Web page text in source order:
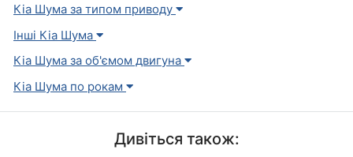
Кіа Шума за типом приводу
Інші Кіа Шума
Кіа Шума за об'ємом двигуна
Кіа Шума по рокам
Дивіться також: